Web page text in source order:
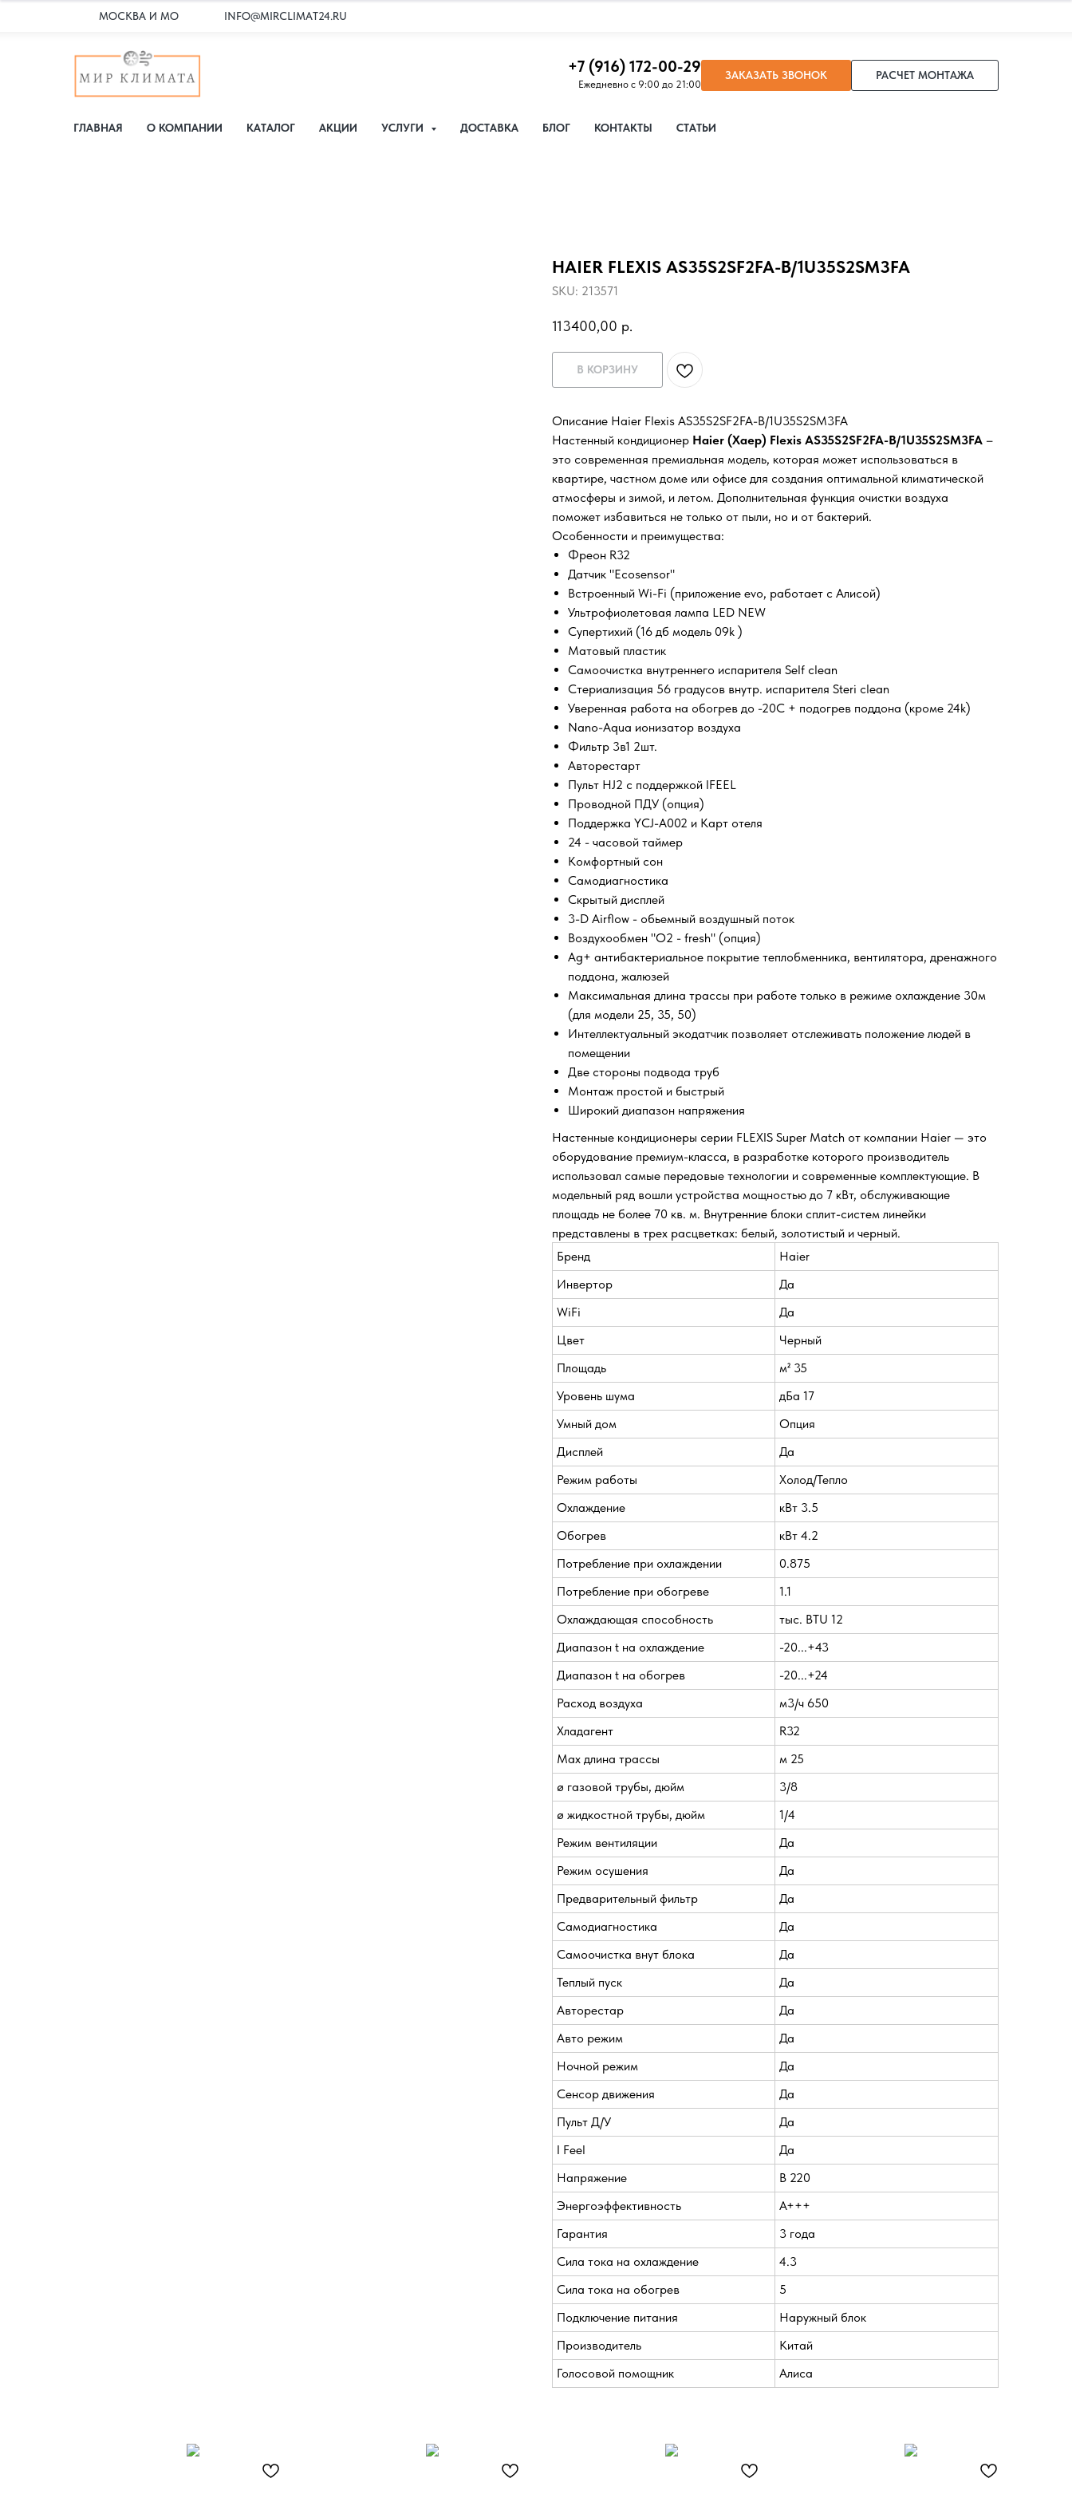
МОСКВА И МО INFO@MIRCLIMAT24.RU
+7 (916) 172-00-29
Ежедневно с 9:00 до 21:00
ЗАКАЗАТЬ ЗВОНОК РАСЧЕТ МОНТАЖА
ГЛАВНАЯ О КОМПАНИИ КАТАЛОГ АКЦИИ УСЛУГИ ДОСТАВКА БЛОГ КОНТАКТЫ СТАТЬИ
HAIER FLEXIS AS35S2SF2FA-B/1U35S2SM3FA
SKU: 213571
113400,00 р.
В КОРЗИНУ
Описание Haier Flexis AS35S2SF2FA-B/1U35S2SM3FA
Настенный кондиционер Haier (Хаер) Flexis AS35S2SF2FA-B/1U35S2SM3FA –
это современная премиальная модель, которая может использоваться в
квартире, частном доме или офисе для создания оптимальной климатической
атмосферы и зимой, и летом. Дополнительная функция очистки воздуха
поможет избавиться не только от пыли, но и от бактерий.
Особенности и преимущества:
Фреон R32
Датчик "Ecosensor"
Встроенный Wi-Fi (приложение evo, работает с Алисой)
Ультрофиолетовая лампа LED NEW
Супертихий (16 дб модель 09k )
Матовый пластик
Самоочистка внутреннего испарителя Self clean
Стериализация 56 градусов внутр. испарителя Steri clean
Уверенная работа на обогрев до -20С + подогрев поддона (кроме 24k)
Nano-Aqua ионизатор воздуха
Фильтр 3в1 2шт.
Авторестарт
Пульт HJ2 с поддержкой IFEEL
Проводной ПДУ (опция)
Поддержка YCJ-A002 и Карт отеля
24 - часовой таймер
Комфортный сон
Самодиагностика
Скрытый дисплей
3-D Airflow - обьемный воздушный поток
Воздухообмен "О2 - fresh" (опция)
Ag+ антибактериальное покрытие теплобменника, вентилятора, дренажного
поддона, жалюзей
Максимальная длина трассы при работе только в режиме охлаждение 30м
(для модели 25, 35, 50)
Интеллектуальный экодатчик позволяет отслеживать положение людей в
помещении
Две стороны подвода труб
Монтаж простой и быстрый
Широкий диапазон напряжения
Настенные кондиционеры серии FLEXIS Super Match от компании Haier — это
оборудование премиум-класса, в разработке которого производитель
использовал самые передовые технологии и современные комплектующие. В
модельный ряд вошли устройства мощностью до 7 кВт, обслуживающие
площадь не более 70 кв. м. Внутренние блоки сплит-систем линейки
представлены в трех расцветках: белый, золотистый и черный.
Бренд
Haier
Инвертор
Да
WiFi
Да
Цвет
Черный
Площадь
м² 35
Уровень шума
дБа 17
Умный дом
Опция
Дисплей
Да
Режим работы
Холод/Тепло
Охлаждение
кВт 3.5
Обогрев
кВт 4.2
Потребление при охлаждении
0.875
Потребление при обогреве
1.1
Охлаждающая способность
тыс. BTU 12
Диапазон t на охлаждение
-20...+43
Диапазон t на обогрев
-20...+24
Расход воздуха
м3/ч 650
Хладагент
R32
Max длина трассы
м 25
ø газовой трубы, дюйм
3/8
ø жидкостной трубы, дюйм
1/4
Режим вентиляции
Да
Режим осушения
Да
Предварительный фильтр
Да
Самодиагностика
Да
Самоочистка внут блока
Да
Теплый пуск
Да
Авторестар
Да
Авто режим
Да
Ночной режим
Да
Сенсор движения
Да
Пульт Д/У
Да
I Feel
Да
Напряжение
В 220
Энергоэффективность
A+++
Гарантия
3 года
Сила тока на охлаждение
4.3
Сила тока на обогрев
5
Подключение питания
Наружный блок
Производитель
Китай
Голосовой помощник
Алиса